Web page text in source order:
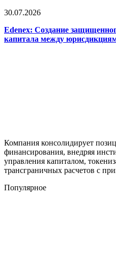
30.07.2026
Edenex: Создание
капитала между
Компания консолидирует
финансирования, внедряя
управления капиталом,
трансграничных расчетов с
Популярное